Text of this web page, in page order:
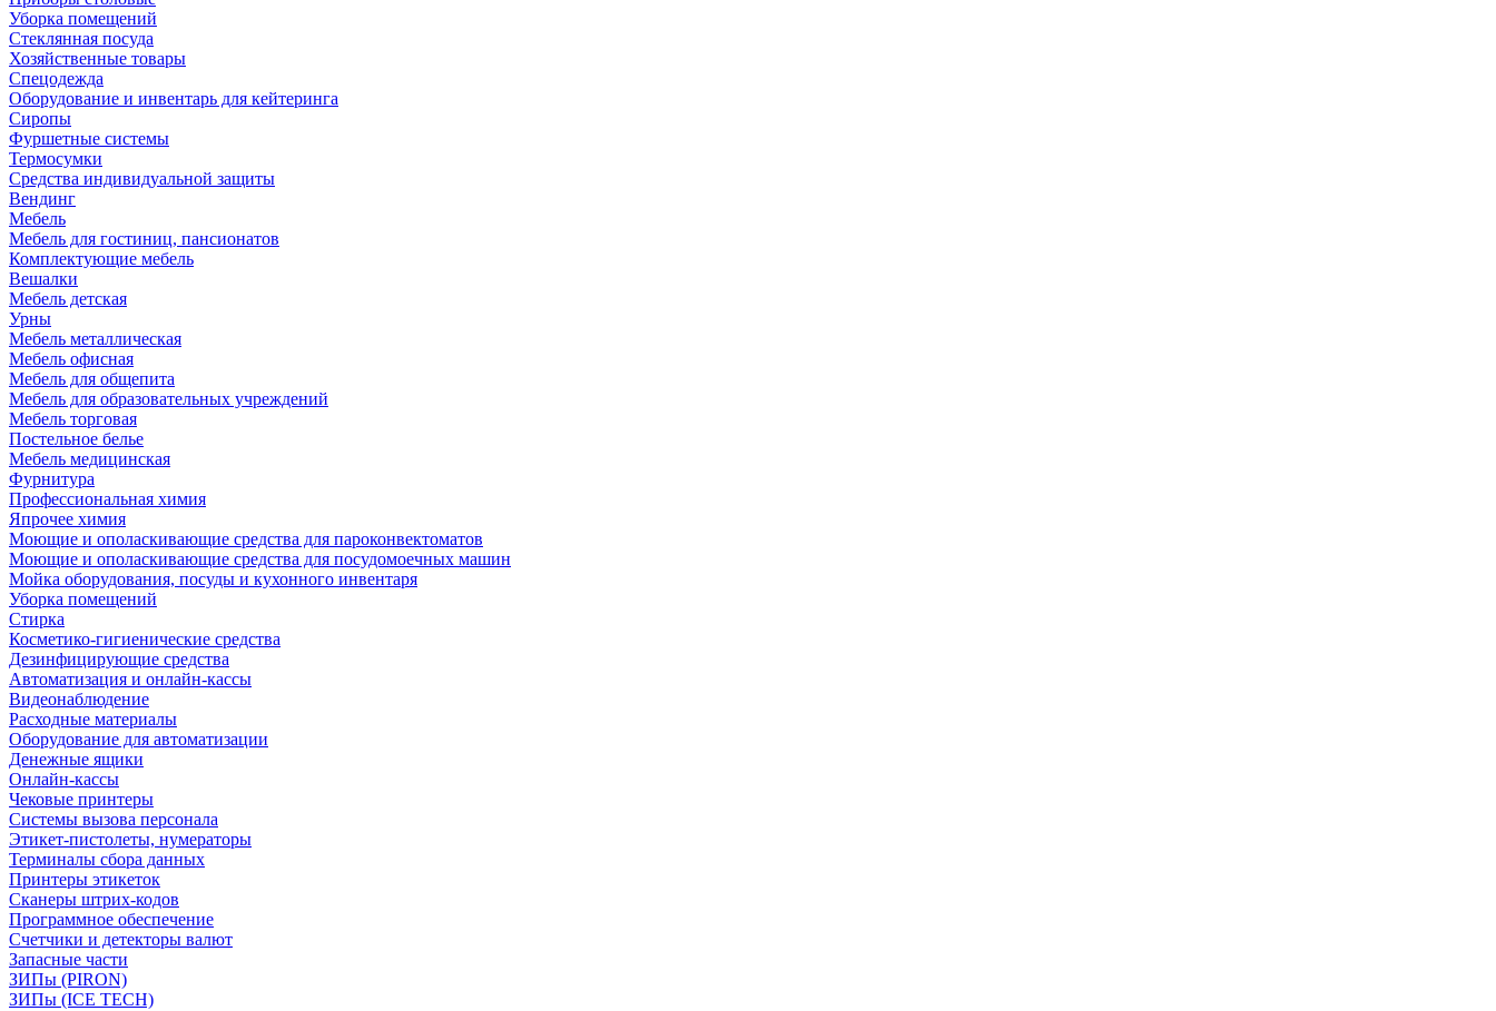
Уборка помещений
Стеклянная посуда
Хозяйственные товары
Спецодежда
Оборудование и инвентарь для кейтеринга
Сиропы
Фуршетные системы
Термосумки
Средства индивидуальной защиты
Вендинг
Мебель
Мебель для гостиниц, пансионатов
Комплектующие мебель
Вешалки
Мебель детская
Урны
Мебель металлическая
Мебель офисная
Мебель для общепита
Мебель для образовательных учреждений
Мебель торговая
Постельное белье
Мебель медицинская
Фурнитура
Профессиональная химия
Япрочее химия
Моющие и ополаскивающие средства для пароконвектоматов
Моющие и ополаскивающие средства для посудомоечных машин
Мойка оборудования, посуды и кухонного инвентаря
Уборка помещений
Стирка
Косметико-гигиенические средства
Дезинфицирующие средства
Автоматизация и онлайн-кассы
Видеонаблюдение
Расходные материалы
Оборудование для автоматизации
Денежные ящики
Онлайн-кассы
Чековые принтеры
Системы вызова персонала
Этикет-пистолеты, нумераторы
Терминалы сбора данных
Принтеры этикеток
Сканеры штрих-кодов
Программное обеспечение
Счетчики и детекторы валют
Запасные части
ЗИПы (PIRON)
ЗИПы (ICE TECH)